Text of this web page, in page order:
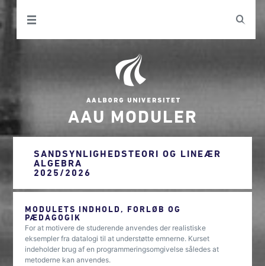
AAU MODULER
SANDSYNLIGHEDSTEORI OG LINEÆR
ALGEBRA
2025/2026
MODULETS INDHOLD, FORLØB OG
PÆDAGOGIK
For at motivere de studerende anvendes der realistiske
eksempler fra datalogi til at understøtte emnerne. Kurset
indeholder brug af en programmeringsomgivelse således at
metoderne kan anvendes.